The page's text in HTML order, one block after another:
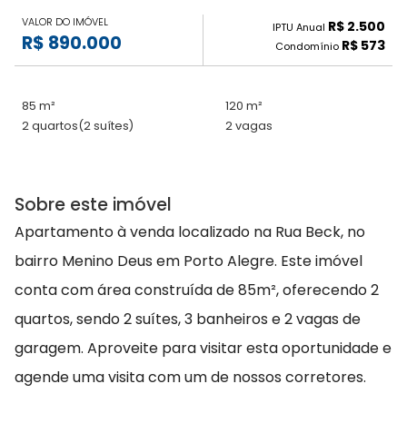
VALOR DO IMÓVEL
R$ 890.000
IPTU Anual R$ 2.500
Condomínio R$ 573
85 m²
120 m²
2 quartos(2 suítes) 2 vagas
Sobre este imóvel
Apartamento à venda localizado na Rua Beck, no
bairro Menino Deus em Porto Alegre. Este imóvel
conta com área construída de 85m², oferecendo 2
quartos, sendo 2 suítes, 3 banheiros e 2 vagas de
garagem. Aproveite para visitar esta oportunidade e
agende uma visita com um de nossos corretores.